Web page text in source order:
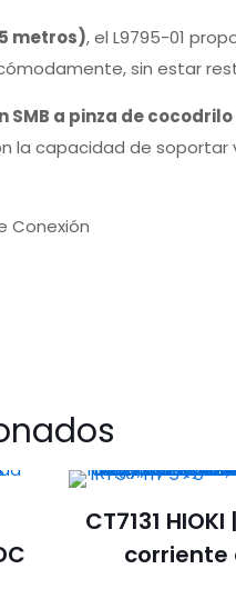
metros), el L9795-01
sin estar
a pinza de cocodrilo
la capacidad de
Conexión
CT7131
corriente